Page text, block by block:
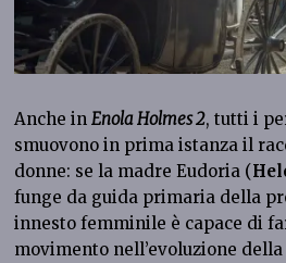
Anche inEnola Holmes 2, tutti i
smuovono in prima istanza il
donne: se la madre Eudoria (
funge da guida primaria della
innesto femminile è capace di
movimento nell’evoluzione